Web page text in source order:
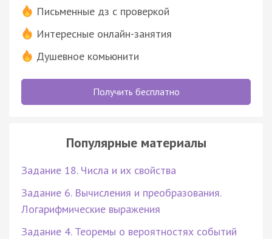
Письменные дз с проверкой
Интересные онлайн-занятия
Душевное комьюнити
Получить бесплатно
Популярные материалы
Задание 18. Числа и их свойства
Задание 6. Вычисления и преобразования.
Логарифмические выражения
Задание 4. Теоремы о вероятностях событий